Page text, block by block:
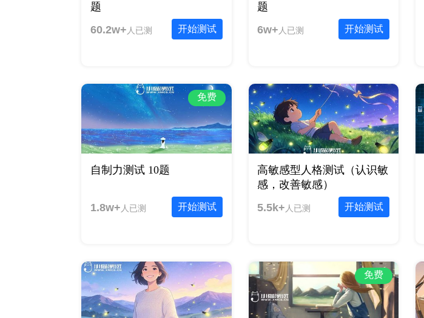
题
开始测试
60.2w+ 人已测
题
开始测试
6w+ 人已测
免费
自制力测试 10题
开始测试
1.8w+ 人已测
高敏感型人格测试（认识敏
感，改善敏感）
开始测试
5.5k+ 人已测
免费